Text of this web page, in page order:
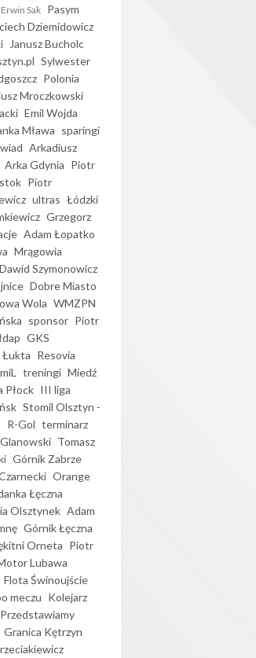
Erwin Sak Pasym
Dziemidowicz
Janusz Bucholc
Sylwester
Polonia
Mroczkowski
Emil Wojda
Mława sparingi
Arkadiusz
Arka Gdynia Piotr
Piotr
ultras Łódzki
Grzegorz
Adam Łopatko
Mrągowia
Dawid Szymonowicz
Dobre Miasto
Wola WMZPN
sponsor Piotr
GKS
Łukta Resovia
treningi Miedź
Płock III liga
Stomil Olsztyn -
R-Gol terminarz
Tomasz
Górnik Zabrze
Orange
Łęczna
Olsztynek Adam
Górnik Łęczna
Orneta Piotr
Lubawa
Flota Świnoujście
meczu Kolejarz
Przedstawiamy
Granica Kętrzyn